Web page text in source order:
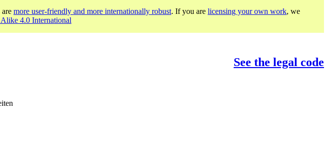
more user-friendly and more internationally robust. If you are licensing your own work, we
4.0 International
See the legal code